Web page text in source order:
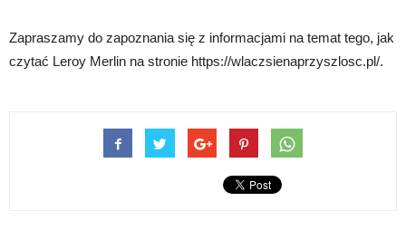
Zapraszamy do zapoznania się z informacjami na temat tego, jak
czytać Leroy Merlin na stronie https://wlaczsienaprzyszlosc.pl/.